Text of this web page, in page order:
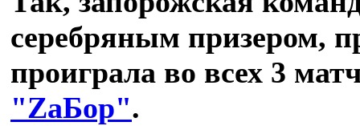
серебряным призером,
проиграла во всех 3
"ZаБор".